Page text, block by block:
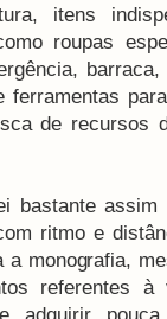
itens
roupas
ferramentas
de recursos
bastante
ritmo e
a monografia,
referentes